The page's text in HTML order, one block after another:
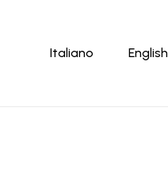
Italiano English